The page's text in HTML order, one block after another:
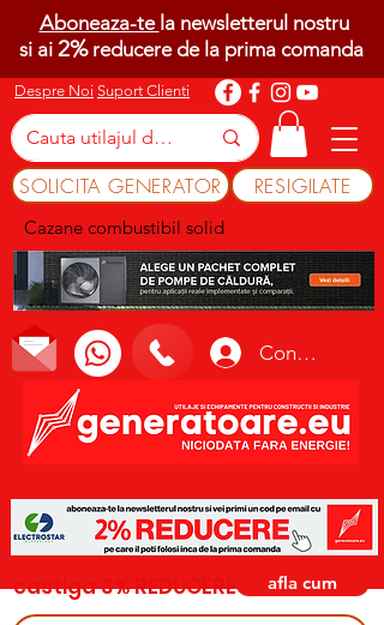
Despre Noi Suport Clienti
SOLICITA GENERATOR RESIGILATE
Cazane combustibil solid
Conectează-te
Aboneaza-te la newsletterul nostru
si ai 2%reducere de la prima comanda
castiga 3% REDUCERE afla cum